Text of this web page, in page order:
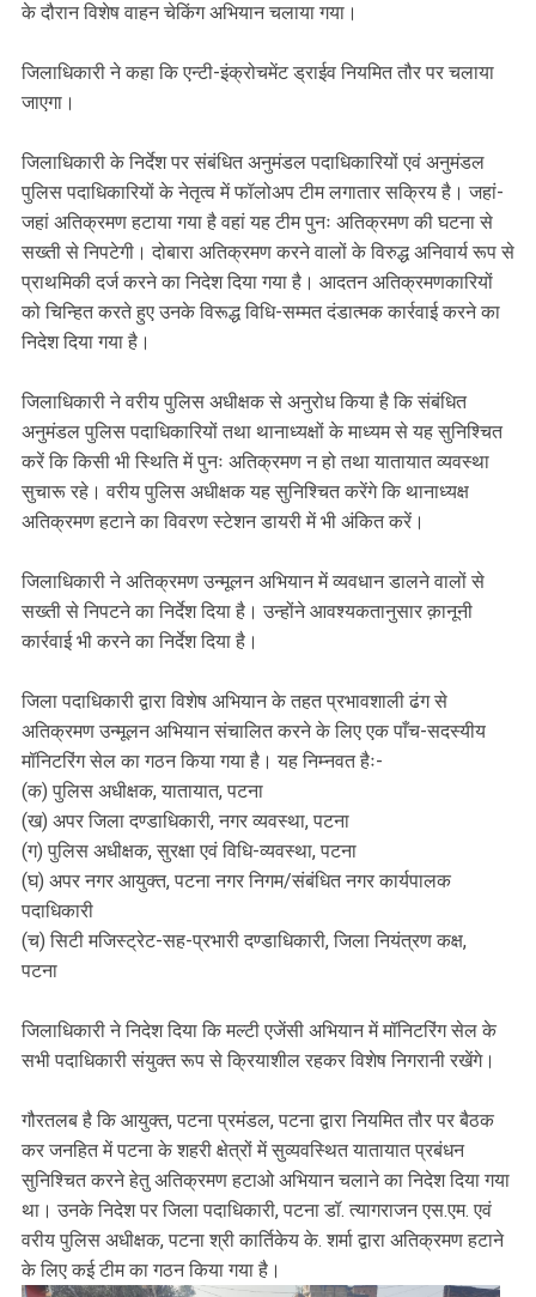
के दौरान विशेष वाहन चेकिंग अभियान चलाया गया।
जिलाधिकारी ने कहा कि एन्टी-इंक्रोचमेंट ड्राईव नियमित तौर पर चलाया
जाएगा।
जिलाधिकारी के निर्देश पर संबंधित अनुमंडल पदाधिकारियों एवं अनुमंडल
पुलिस पदाधिकारियों के नेतृत्व में फॉलोअप टीम लगातार सक्रिय है। जहां-
जहां अतिक्रमण हटाया गया है वहां यह टीम पुनः अतिक्रमण की घटना से
सख्ती से निपटेगी। दोबारा अतिक्रमण करने वालों के विरुद्ध अनिवार्य रूप से
प्राथमिकी दर्ज करने का निदेश दिया गया है। आदतन अतिक्रमणकारियों
को चिन्हित करते हुए उनके विरूद्ध विधि-सम्मत दंडात्मक कार्रवाई करने का
निदेश दिया गया है।
जिलाधिकारी ने वरीय पुलिस अधीक्षक से अनुरोध किया है कि संबंधित
अनुमंडल पुलिस पदाधिकारियों तथा थानाध्यक्षों के माध्यम से यह सुनिश्चित
करें कि किसी भी स्थिति में पुनः अतिक्रमण न हो तथा यातायात व्यवस्था
सुचारू रहे। वरीय पुलिस अधीक्षक यह सुनिश्चित करेंगे कि थानाध्यक्ष
अतिक्रमण हटाने का विवरण स्टेशन डायरी में भी अंकित करें।
जिलाधिकारी ने अतिक्रमण उन्मूलन अभियान में व्यवधान डालने वालों से
सख्ती से निपटने का निर्देश दिया है। उन्होंने आवश्यकतानुसार क़ानूनी
कार्रवाई भी करने का निर्देश दिया है।
जिला पदाधिकारी द्वारा विशेष अभियान के तहत प्रभावशाली ढंग से
अतिक्रमण उन्मूलन अभियान संचालित करने के लिए एक पाँच-सदस्यीय
मॉनिटरिंग सेल का गठन किया गया है। यह निम्नवत हैः-
(क) पुलिस अधीक्षक, यातायात, पटना
(ख) अपर जिला दण्डाधिकारी, नगर व्यवस्था, पटना
(ग) पुलिस अधीक्षक, सुरक्षा एवं विधि-व्यवस्था, पटना
(घ) अपर नगर आयुक्त, पटना नगर निगम/संबंधित नगर कार्यपालक
पदाधिकारी
(च) सिटी मजिस्ट्रेट-सह-प्रभारी दण्डाधिकारी, जिला नियंत्रण कक्ष,
पटना
जिलाधिकारी ने निदेश दिया कि मल्टी एजेंसी अभियान में मॉनिटरिंग सेल के
सभी पदाधिकारी संयुक्त रूप से क्रियाशील रहकर विशेष निगरानी रखेंगे।
गौरतलब है कि आयुक्त, पटना प्रमंडल, पटना द्वारा नियमित तौर पर बैठक
कर जनहित में पटना के शहरी क्षेत्रों में सुव्यवस्थित यातायात प्रबंधन
सुनिश्चित करने हेतु अतिक्रमण हटाओ अभियान चलाने का निदेश दिया गया
था। उनके निदेश पर जिला पदाधिकारी, पटना डॉ. त्यागराजन एस.एम. एवं
वरीय पुलिस अधीक्षक, पटना श्री कार्तिकेय के. शर्मा द्वारा अतिक्रमण हटाने
के लिए कई टीम का गठन किया गया है।